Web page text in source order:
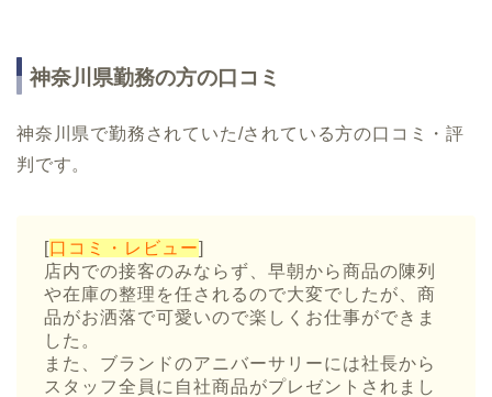
神奈川県勤務の方の口コミ
神奈川県で勤務されていた/されている方の口コミ・評
判です。
[口コミ・レビュー]
店内での接客のみならず、早朝から商品の陳列
や在庫の整理を任されるので大変でしたが、商
品がお洒落で可愛いので楽しくお仕事ができま
した。
また、ブランドのアニバーサリーには社長から
スタッフ全員に自社商品がプレゼントされまし